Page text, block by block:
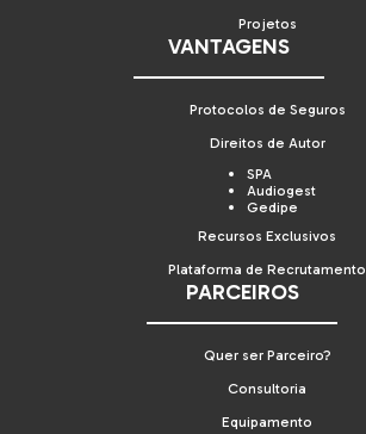
Projetos
VANTAGENS
Protocolos de Seguros
Direitos de Autor
SPA
Audiogest
Gedipe
Recursos Exclusivos
Plataforma de Recrutamento
PARCEIROS
Quer ser Parceiro?
Consultoria
Equipamento